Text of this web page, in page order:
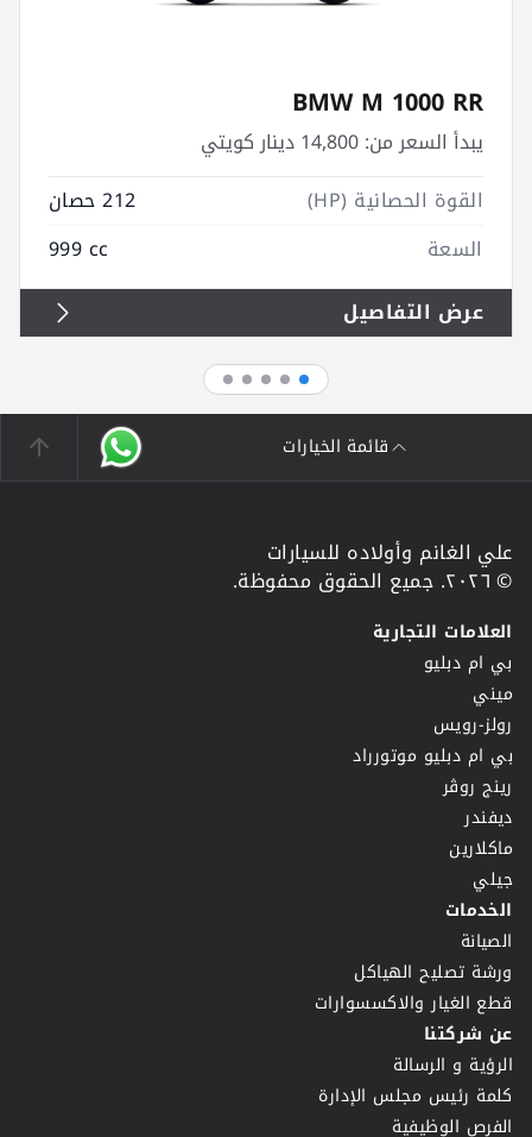
BMW M 1000 RR
يبدأ السعر من:
القوة الحصانية (HP)
212 حصان
السعة
999 cc
عرض التفاصيل
قائمة الخيارات
علي الغانم وأولاده للسيارات
© ٢٠٢٦. جميع الحقوق محفوظة.
العلامات التجارية
بي ام دبليو
ميني
رولز-رويس
بي ام دبليو موتورراد
رينج روڤر
ديفندر
ماكلارين
جيلي
الخدمات
الصيانة
ورشة تصليح الهياكل
قطع الغيار والاكسسوارات
عن شركتنا
الرؤية و الرسالة
كلمة رئيس مجلس الإدارة
الفرص الوظيفية